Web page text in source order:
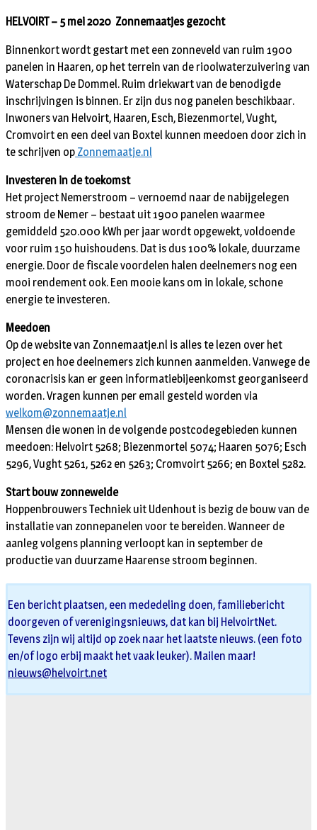
HELVOIRT – 5 mei 2020 Zonnemaatjes gezocht
Binnenkort wordt gestart met een zonneveld van ruim 1900
panelen in Haaren, op het terrein van de rioolwaterzuivering van
Waterschap De Dommel. Ruim driekwart van de benodigde
inschrijvingen is binnen. Er zijn dus nog panelen beschikbaar.
Inwoners van Helvoirt, Haaren, Esch, Biezenmortel, Vught,
Cromvoirt en een deel van Boxtel kunnen meedoen door zich in
te schrijven op Zonnemaatje.nl
Investeren in de toekomst
Het project Nemerstroom – vernoemd naar de nabijgelegen
stroom de Nemer – bestaat uit 1900 panelen waarmee
gemiddeld 520.000 kWh per jaar wordt opgewekt, voldoende
voor ruim 150 huishoudens. Dat is dus 100% lokale, duurzame
energie. Door de fiscale voordelen halen deelnemers nog een
mooi rendement ook. Een mooie kans om in lokale, schone
energie te investeren.
Meedoen
Op de website van Zonnemaatje.nl is alles te lezen over het
project en hoe deelnemers zich kunnen aanmelden. Vanwege de
coronacrisis kan er geen informatiebijeenkomst georganiseerd
worden. Vragen kunnen per email gesteld worden via
welkom@zonnemaatje.nl
Mensen die wonen in de volgende postcodegebieden kunnen
meedoen: Helvoirt 5268; Biezenmortel 5074; Haaren 5076; Esch
5296, Vught 5261, 5262 en 5263; Cromvoirt 5266; en Boxtel 5282.
Start bouw zonneweide
Hoppenbrouwers Techniek uit Udenhout is bezig de bouw van de
installatie van zonnepanelen voor te bereiden. Wanneer de
aanleg volgens planning verloopt kan in september de
productie van duurzame Haarense stroom beginnen.
Een bericht plaatsen, een mededeling doen, familiebericht
doorgeven of verenigingsnieuws, dat kan bij HelvoirtNet.
Tevens zijn wij altijd op zoek naar het laatste nieuws. (een foto
en/of logo erbij maakt het vaak leuker). Mailen maar!
nieuws@helvoirt.net